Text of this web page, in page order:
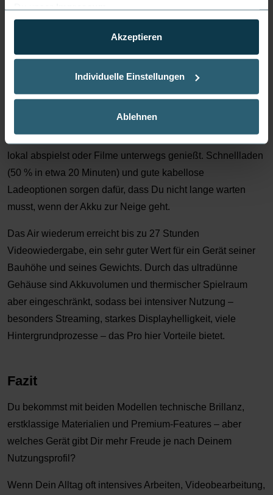
Du unserImpressum.
Akzeptieren
Individuelle Einstellungen
Ablehnen
aber beim Pro hast Du insgesamt etwas mehr Ausstattung,
Akku
Das iPhone 17 Pro bietet laut Apple bis zu 31 Stunden
lokal abspielst oder Filme unterwegs genießt. Schnellladen
(50 % in etwa 20 Minuten) und gute kabellose
Ladeoptionen sorgen dafür, dass Du nicht lange warten
musst, wenn der Akku zur Neige geht.
Das Air wiederum erreicht bis zu 27 Stunden
Videowiedergabe, ein sehr guter Wert für ein Gerät seiner
Bauhöhe und seines Gewichts. Durch das ultradünne
Gehäuse sind Akkuvolumen und thermischer Spielraum
aber eingeschränkt, sodass bei intensiver Nutzung –
besonders Streaming, starkes Displayhelligkeit, viele
Hintergrundprozesse – das Pro hier Vorteile bietet.
Fazit
Du bekommst mit beiden Modellen technische Brillanz,
erstklassige Materialien und Premium-Features – aber
welches Gerät gibt Dir mehr Freude je nach Deinem
Nutzungsprofil?
Wenn Dein Alltag oft intensives Arbeiten, Videobearbeitung,